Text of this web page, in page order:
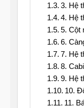
3. Hệ
4. Hệ
5. Cột
6.
7. Hệ
8.
9. Hệ
10.
11.